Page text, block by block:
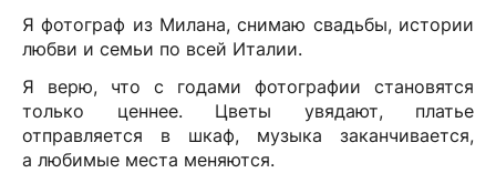
Я фотограф из Милана, снимаю свадьбы, истории
любви и семьи по всей Италии.
Я верю, что с годами фотографии становятся
только ценнее. Цветы увядают, платье
отправляется в шкаф, музыка заканчивается,
а любимые места меняются.